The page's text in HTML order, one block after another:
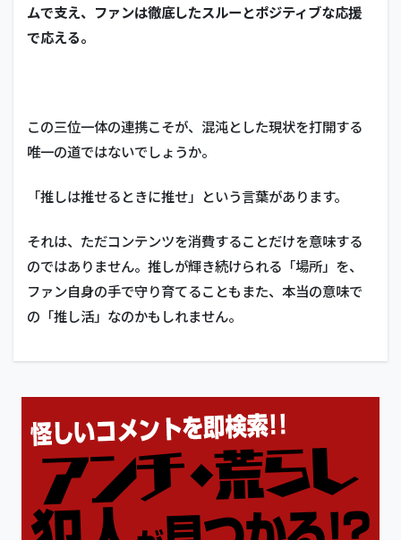
ムで支え、ファンは徹底したスルーとポジティブな応援
で応える。
この三位一体の連携こそが、混沌とした現状を打開する
唯一の道ではないでしょうか。
「推しは推せるときに推せ」という言葉があります。
それは、ただコンテンツを消費することだけを意味する
のではありません。推しが輝き続けられる「場所」を、
ファン自身の手で守り育てることもまた、本当の意味で
の「推し活」なのかもしれません。